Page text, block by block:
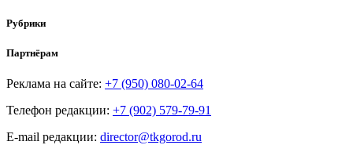
Рубрики
Партнёрам
Реклама на сайте: +7 (950) 080-02-64
Телефон редакции: +7 (902) 579-79-91
E-mail редакции: director@tkgorod.ru